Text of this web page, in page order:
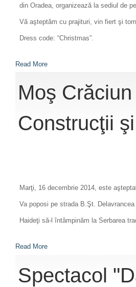
din Oradea, organizează la sediul de
Vă aşteptăm cu prajituri, vin fiert şi
Dress code: “Christmas”.
Read More
Moş
Construcţii
Marţi, 16 decembrie 2014, este
Va poposi pe strada B.Şt.
Haideţi să-l întâmpinăm la Serbarea
Read More
Spectacol